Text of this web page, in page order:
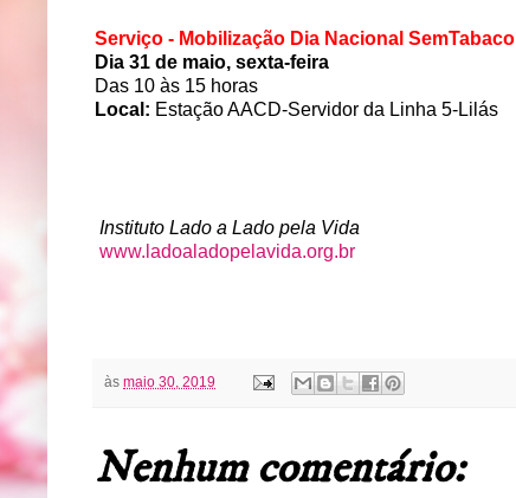
Serviço - Mobilização Dia Nacional SemTabaco
Dia 31 de maio, sexta-feira
Das 10 às 15 horas
Local: Estação AACD-Servidor da Linha 5-Lilás
Instituto Lado a Lado pela Vida
www.ladoaladopelavida.org.br
às maio 30, 2019
Nenhum comentário: